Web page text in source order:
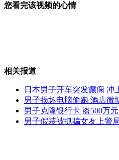
为赖账 借据竟用"褪色笔"写
您看完该视频的心情
相关报道
日本男子开车突发癫痫 冲
男子损坏电脑偷跑 酒店微
男子克隆银行卡 盗500万
男子假装被抓骗女友上警